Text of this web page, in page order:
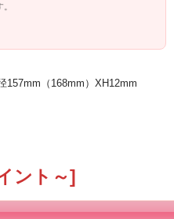
（168mm）XH12mm
ント～]